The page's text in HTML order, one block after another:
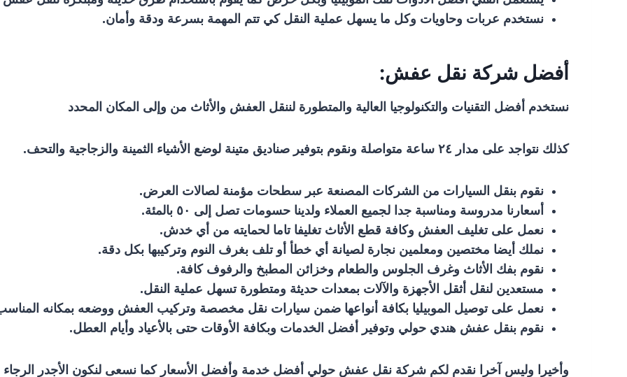
نستخدم عربات وحاويات وكل ما يسهل عملية النقل كي تتم المهمة بسرعة ودقة وأمان.
أفضل شركة نقل عفش:
نستخدم أفضل التقنيات والتكنولوجيا العالية والمتطورة لننقل العفش والأثاث من وإلى المكان المحدد
كذلك نتواجد على مدار ٢٤ ساعة متواصلة ونقوم بتوفير صناديق متينة لوضع الأشياء الثمينة والزجاجية والتحف.
نقوم بنقل السيارات من الشركات المصنعة عبر سطحات مؤمنة لصالات العرض.
أسعارنا مدروسة ومناسبة جدا لجميع العملاء ولدينا حسومات تصل إلى ٥٠ بالمئة.
نعمل على تغليف العفش وكافة قطع الأثاث تغليفا تاما لحمايته من أي خدش.
نملك أيضا مختصين ومعلمين نجارة لصيانة أي خطأ أو تلف بغرف النوم وتركيبها بكل دقة.
نقوم بفك الأثاث وغرف الجلوس والطعام وخزائن المطبخ والرفوف كافة.
مستعدين لنقل أثقل الأجهزة والآلات بمعدات حديثة ومتطورة تسهل عملية النقل.
نعمل على توصيل الموبيليا بكافة أنواعها ضمن سيارات نقل مخصصة وتركيب العفش ووضعه بمكانه
نقوم بنقل عفش هندي حولي وتوفير أفضل الخدمات وبكافة الأوقات حتى بالأعياد وأيام العطل.
وأخيرا وليس آخرا نقدم لكم شركة نقل عفش حولي أفضل خدمة وأفضل الأسعار كما نسعى لنكون الأجدر الرجاء عدم